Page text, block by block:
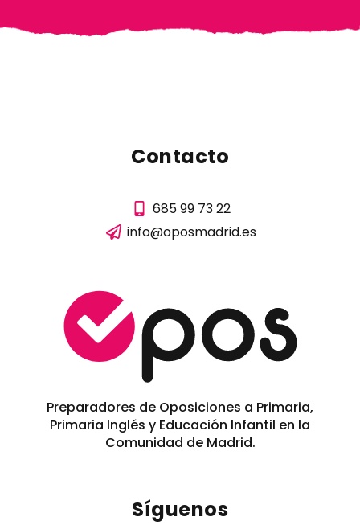
Contacto
685 99 73 22
info@oposmadrid.es
Preparadores de Oposiciones a Primaria,
Primaria Inglés y Educación Infantil en la
Comunidad de Madrid.
Síguenos